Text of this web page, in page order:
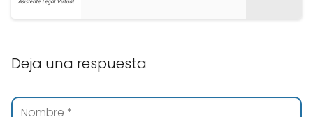
Deja una respuesta